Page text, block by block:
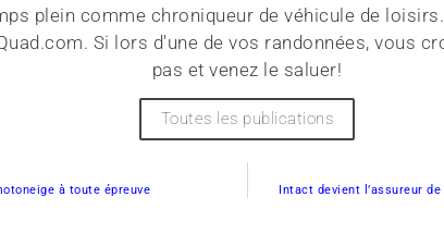
plein comme chroniqueur de véhicule de
Si lors d'une de vos randonnées, vous
pas et venez le saluer!
Toutes les publications
à toute épreuve Intact devient l’assureur